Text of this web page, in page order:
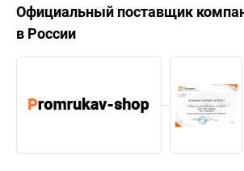
Официальный поставщик
в России